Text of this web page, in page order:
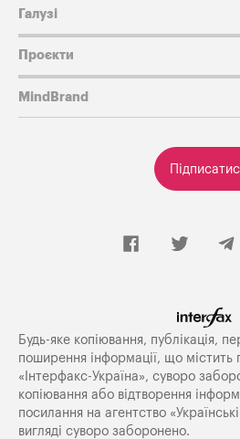
Галузі
Проєкти
MindBrand
Будь-яке копiювання, публiкацiя,
поширення iнформацiї, що мiстить
«Iнтерфакс-Україна», суворо
копіювання або відтворення
посилання на агентство
вигляді суворо заборонено.